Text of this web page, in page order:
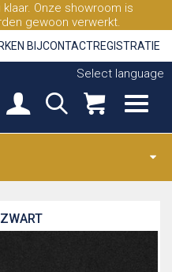
Onze showroom is
gewoon verwerkt.
BIJCONTACTREGISTRATIE
Select language